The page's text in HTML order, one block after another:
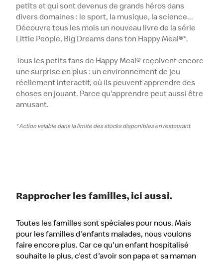
petits et qui sont devenus de grands héros dans
divers domaines : le sport, la musique, la science...
Découvre tous les mois un nouveau livre de la série
Little People, Big Dreams dans ton Happy Meal®*.
Tous les petits fans de Happy Meal® reçoivent encore
une surprise en plus : un environnement de jeu
réellement interactif, où ils peuvent apprendre des
choses en jouant. Parce qu'apprendre peut aussi être
amusant.
* Action valable dans la limite des stocks disponibles en restaurant.
Rapprocher les familles, ici aussi.
Toutes les familles sont spéciales pour nous. Mais
pour les familles d'enfants malades, nous voulons
faire encore plus. Car ce qu'un enfant hospitalisé
souhaite le plus, c'est d'avoir son papa et sa maman